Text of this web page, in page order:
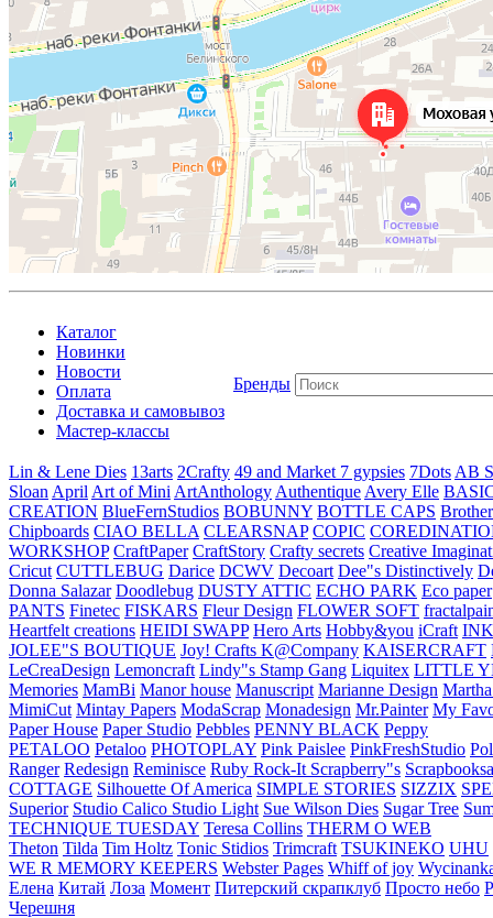
Каталог
Новинки
Новости
Оплата
Доставка и самовывоз
Мастер-классы
Бренды
Lin & Lene Dies 13arts 2Crafty 49 and Market 7 gypsies 7Dots AB
Sloan April Art of Mini ArtAnthology Authentique Avery Elle
CREATION BlueFernStudios BOBUNNY BOTTLE CAPS Brother
Chipboards CIAO BELLA CLEARSNAP COPIC
WORKSHOP CraftPaper CraftStory Crafty secrets Creative
Cricut CUTTLEBUG Darice DCWV Decoart Dee"s Distinctively
Donna Salazar Doodlebug DUSTY ATTIC ECHO PARK Eco paper
PANTS Finetec FISKARS Fleur Design FLOWER SOFT
Heartfelt creations HEIDI SWAPP Hero Arts Hobby&you iCraft
JOLEE"S BOUTIQUE Joy! Crafts K@Company KAISERCRAFT
LeCreaDesign Lemoncraft Lindy"s Stamp Gang Liquitex LITTLE
Memories MamBi Manor house Manuscript Marianne Design
MimiCut Mintay Papers ModaScrap Monadesign Mr.Painter My
Paper House Paper Studio Pebbles PENNY BLACK Peppy
PETALOO Petaloo PHOTOPLAY Pink Paislee PinkFreshStudio
Ranger Redesign Reminisce Ruby Rock-It Scrapberry"s
COTTAGE Silhouette Of America SIMPLE STORIES SIZZIX
Superior Studio Calico Studio Light Sue Wilson Dies Sugar Tree
TECHNIQUE TUESDAY Teresa Collins THERM O WEB
Theton Tilda Tim Holtz Tonic Stidios Trimcraft TSUKINEKO UHU
WE R MEMORY KEEPERS Webster Pages Whiff of joy
Елена Китай Лоза Момент Питерский скрапклуб Просто небо
Черешня